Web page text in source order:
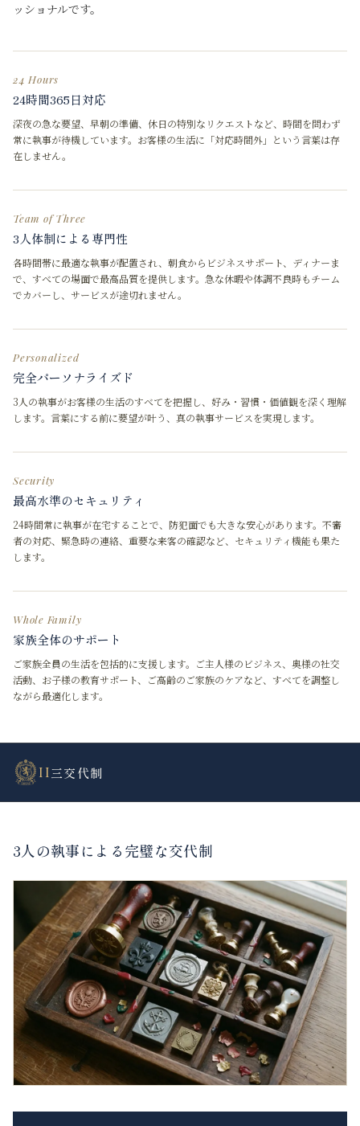
ッショナルです。
24 Hours
24時間365日対応
深夜の急な要望、早朝の準備、休日の特別なリクエストなど、時間を問わず
常に執事が待機しています。お客様の生活に「対応時間外」という言葉は存
在しません。
Team of Three
3人体制による専門性
各時間帯に最適な執事が配置され、朝食からビジネスサポート、ディナーま
で、すべての場面で最高品質を提供します。急な休暇や体調不良時もチーム
でカバーし、サービスが途切れません。
Personalized
完全パーソナライズド
3人の執事がお客様の生活のすべてを把握し、好み・習慣・価値観を深く理解
します。言葉にする前に要望が叶う、真の執事サービスを実現します。
Security
最高水準のセキュリティ
24時間常に執事が在宅することで、防犯面でも大きな安心があります。不審
者の対応、緊急時の連絡、重要な来客の確認など、セキュリティ機能も果た
します。
Whole Family
家族全体のサポート
ご家族全員の生活を包括的に支援します。ご主人様のビジネス、奥様の社交
活動、お子様の教育サポート、ご高齢のご家族のケアなど、すべてを調整し
ながら最適化します。
II三交代制
3人の執事による完璧な交代制